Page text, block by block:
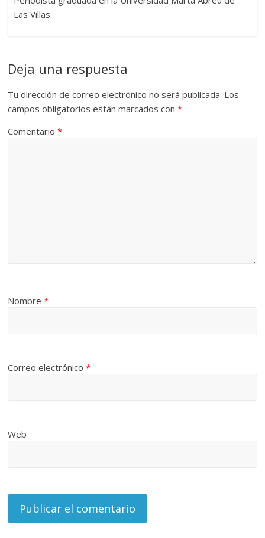
Las Villas.
Deja una respuesta
Tu dirección de correo electrónico no será publicada. Los
campos obligatorios están marcados con*
Comentario*
Nombre*
Correo electrónico*
Web